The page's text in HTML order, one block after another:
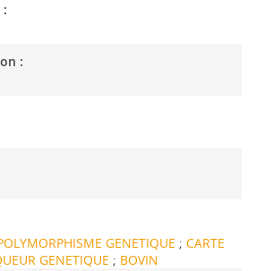
:
GENETIQUE ;CARTE
GENETIQUE ; BOVIN